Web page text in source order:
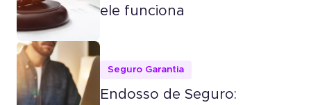
ele funciona
Seguro Garantia
Endosso de Seguro: